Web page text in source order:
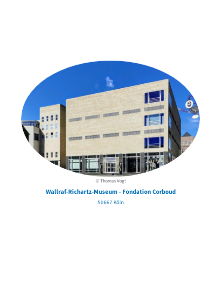
© Thomas Vogt
Wallraf-Richartz-Museum - Fondation Corboud
50667 Köln